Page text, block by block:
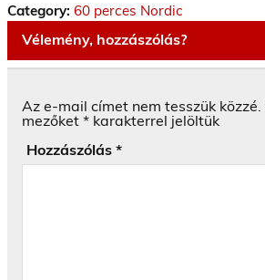
Category: 60 perces Nordic
Vélemény, hozzászólás?
Az e-mail címet nem tesszük közzé.
mezőket * karakterrel jelöltük
Hozzászólás *